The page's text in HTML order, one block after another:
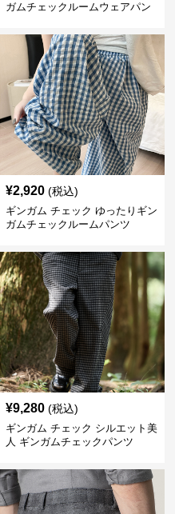
ガムチェックルームウェアパン
¥2,920 (税込)
ギンガム チェック ゆったりギン
ガムチェックルームパンツ
¥9,280 (税込)
ギンガム チェック シルエット美
人 ギンガムチェックパンツ